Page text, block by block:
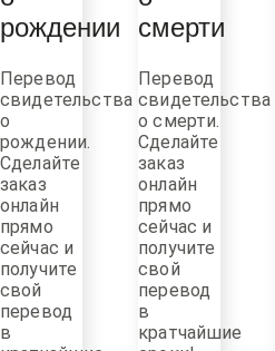
рождении
Перевод
свидетельства
о
рождении.
Сделайте
заказ
онлайн
прямо
сейчас и
получите
свой
перевод
в
смерти
Перевод
свидетельства
о смерти.
Сделайте
заказ
онлайн
прямо
сейчас и
получите
свой
перевод
в
кратчайшие